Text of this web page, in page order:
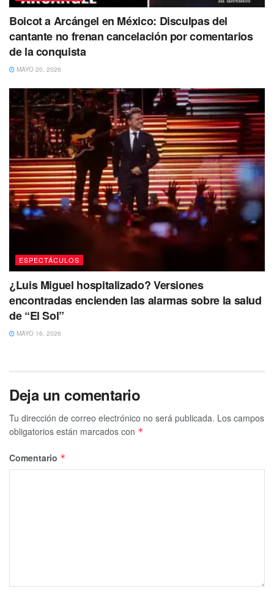
Boicot a Arcángel en México: Disculpas del
cantante no frenan cancelación por comentarios
de la conquista
MAYO 20, 2026
ESPECTÁCULOS
¿Luis Miguel hospitalizado? Versiones
encontradas encienden las alarmas sobre la salud
de “El Sol”
MAYO 16, 2026
Deja un comentario
Tu dirección de correo electrónico no será publicada. Los campos
obligatorios están marcados con *
Comentario *